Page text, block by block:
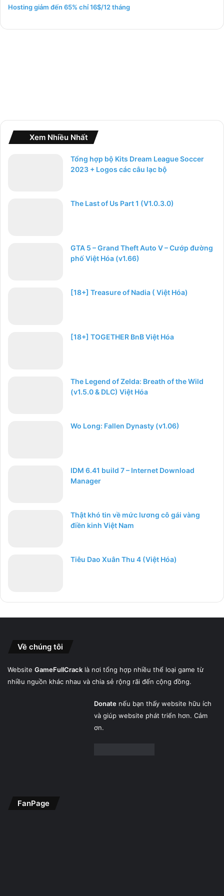
o
Hosting giảm đến 65% chỉ 16$/12 tháng
Xem Nhiều Nhất
Tổng hợp bộ Kits Dream League Soccer
2023 + Logos các câu lạc bộ
The Last of Us Part 1 (V1.0.3.0)
GTA 5 – Grand Theft Auto V – Cướp đường
phố Việt Hóa (v1.66)
[18+] Treasure of Nadia ( Việt Hóa)
[18+] TOGETHER BnB Việt Hóa
The Legend of Zelda: Breath of the Wild
(v1.5.0 & DLC) Việt Hóa
Wo Long: Fallen Dynasty (v1.06)
IDM 6.41 build 7 – Internet Download
Manager
Thật khó tin về mức lương cô gái vàng
điền kinh Việt Nam
Tiêu Dao Xuân Thu 4 (Việt Hóa)
Về chúng tôi
Website GameFullCrack là nơi tổng hợp nhiều thể loại game từ
nhiều nguồn khác nhau và chia sẻ rộng rãi đến cộng đồng.
Donatenếu bạn thấy website hữu ích
và giúp website phát triển hơn. Cảm
ơn.
FanPage